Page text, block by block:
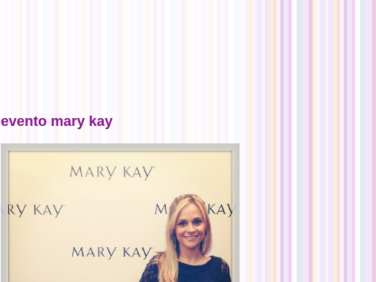
evento mary kay